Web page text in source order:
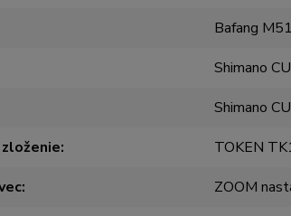
Bafang
Shimano
Shimano
TOKEN
ZOOM